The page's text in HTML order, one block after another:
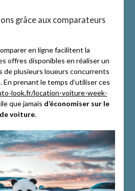
grâce aux comparateurs
en ligne facilitent la
offres disponibles en réaliser un
de plusieurs loueurs concurrents
prenant le temps d’utiliser ces
look.fr/location-voiture-week-
que jamais d’économiser sur le
voiture.